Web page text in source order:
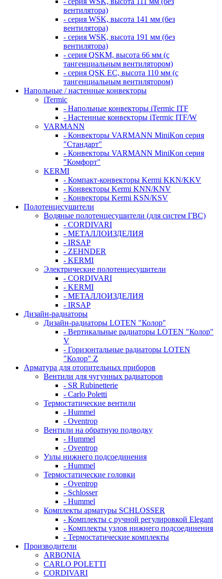
вентилятора)
- серия WSK, высота 141 мм (без
вентилятора)
- серия WSK, высота 191 мм (без
вентилятора)
- серия QSKM, высота 66 мм (с
тангенциальным вентилятором)
- серия QSK EC, высота 110 мм (с
тангенциальным вентилятором)
Напольные / настенные конвекторы
iTermic
- Напольные конвекторы iTermic ITF
- Настенные конвекторы iTermic ITF/W
VARMANN
- Конвекторы VARMANN MiniKon серия
"Стандарт"
- Конвекторы VARMANN MiniKon серия
"Комфорт"
KERMI
- Компакт-конвекторы Kermi KKN/KKV
- Конвекторы Kermi KNN/KNV
- Конвекторы Kermi KSN/KSV
Полотенцесушители
Водяные полотенцесушители (для систем ГВС)
- CORDIVARI
- МЕТАЛЛОИЗДЕЛИЯ
- IRSAP
- ZEHNDER
- KERMI
Электрические полотенцесушители
- CORDIVARI
- KERMI
- МЕТАЛЛОИЗДЕЛИЯ
- IRSAP
Дизайн-радиаторы
Дизайн-радиаторы LOTEN "Колор"
- Вертикальные радиаторы LOTEN "Колор"
V
- Горизонтальные радиаторы LOTEN
"Колор" Z
Арматура для отопительных приборов
Вентили для чугунных радиаторов
- SR Rubinetterie
- Carlo Poletti
Термостатические вентили
- Hummel
- Oventrop
Вентили на обратную подводку
- Hummel
- Oventrop
Узлы нижнего подсоединения
- Hummel
Термостатические головки
- Oventrop
- Schlosser
- Hummel
Комплекты арматуры SCHLOSSER
- Комплекты с ручной регулировкой Elegant
- Комплекты узлов нижнего подсоединения
- Термостатические комплекты
Производители
ARBONIA
CARLO POLETTI
CORDIVARI